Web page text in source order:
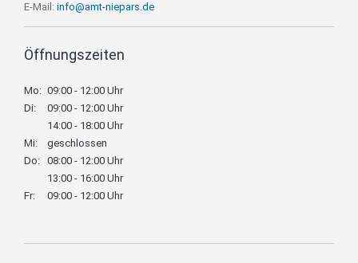
E-Mail: info@amt-niepars.de
Öffnungszeiten
Mo: 09:00 - 12:00 Uhr
Di:
09:00 - 12:00 Uhr
14:00 - 18:00 Uhr
Mi:
geschlossen
Do: 08:00 - 12:00 Uhr
13:00 - 16:00 Uhr
Fr:
09:00 - 12:00 Uhr